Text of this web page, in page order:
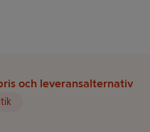
och leveransalternativ